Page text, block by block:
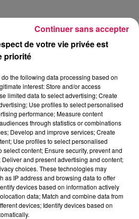
de votre vie privée est
priorité
do the following data processing based on
interest: Store and/or access
limited data to select advertising; Create
Use profiles to select personalised
performance; Measure content
through statistics or combinations
Develop and improve services; Create
Use profiles to select personalised
select content; Ensure security, prevent and
and present advertising and content;
choices. These technologies may
as IP address and browsing data to offer
devices based on information actively
data; Match and combine data from
devices; Identify devices based on
Continuer sans accepter